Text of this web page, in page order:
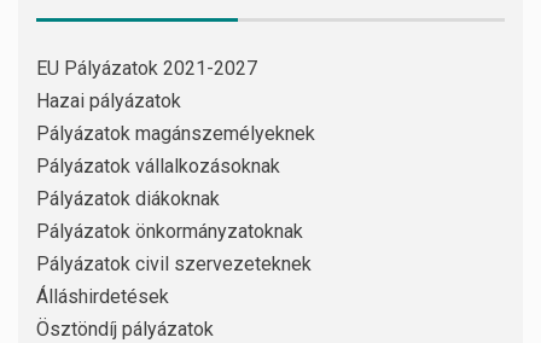
EU Pályázatok 2021-2027
Hazai pályázatok
Pályázatok magánszemélyeknek
Pályázatok vállalkozásoknak
Pályázatok diákoknak
Pályázatok önkormányzatoknak
Pályázatok civil szervezeteknek
Álláshirdetések
Ösztöndíj pályázatok